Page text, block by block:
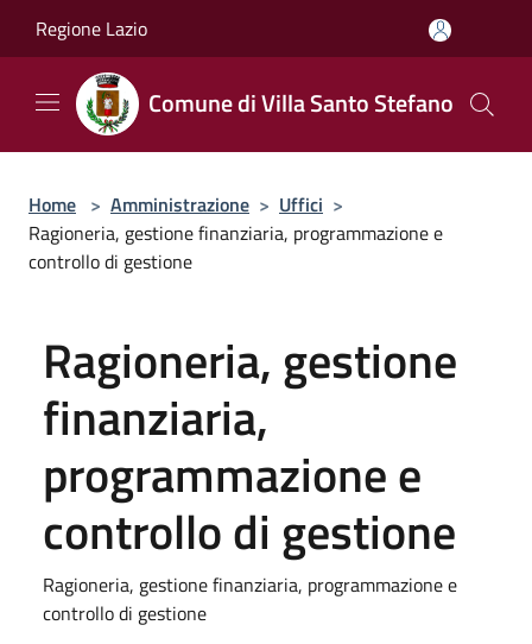
Regione Lazio
Comune di Villa Santo Stefano
Home > Amministrazione > Uffici >
Ragioneria, gestione finanziaria, programmazione e
controllo di gestione
Ragioneria, gestione
finanziaria,
programmazione e
controllo di gestione
Ragioneria, gestione finanziaria, programmazione e
controllo di gestione